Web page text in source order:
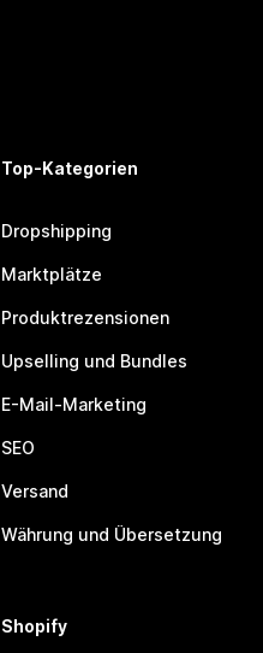
Top-Kategorien
Dropshipping
Marktplätze
Produktrezensionen
Upselling und Bundles
E-Mail-Marketing
SEO
Versand
Währung und Übersetzung
Shopify